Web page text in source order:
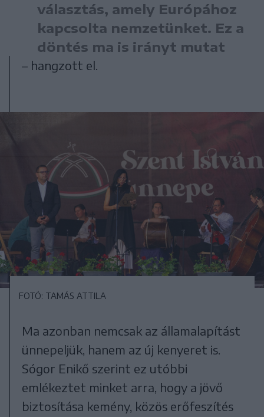
választás, amely Európához
kapcsolta nemzetünket. Ez a
döntés ma is irányt mutat
– hangzott el.
FOTÓ: TAMÁS ATTILA
Ma azonban nemcsak az államalapítást
ünnepeljük, hanem az új kenyeret is.
Sógor Enikő szerint ez utóbbi
emlékeztet minket arra, hogy a jövő
biztosítása kemény, közös erőfeszítés